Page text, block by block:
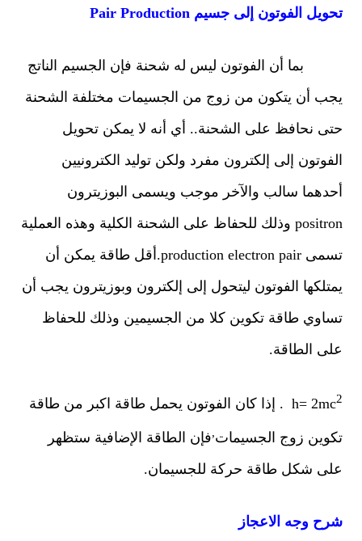
تحويل الفوتون إلى جسيم Pair Production
بما أن الفوتون ليس له شحنة فإن الجسيم الناتج
يجب أن يتكون من زوج من الجسيمات مختلفة الشحنة
حتى نحافظ على الشحنة.. أي أنه لا يمكن تحويل
الفوتون إلى إلكترون مفرد ولكن توليد الكترونيين
أحدهما سالب والآخر موجب ويسمى البوزيترون
positron وذلك للحفاظ على الشحنة الكلية وهذه العملية
تسمى electron pair
production
.أقل طاقة يمكن أن
يمتلكها الفوتون ليتحول إلى إلكترون وبوزيترون يجب أن
تساوي طاقة تكوين كلا من الجسيمين وذلك للحفاظ
على الطاقة.
h= 2mc2 . إذا كان الفوتون يحمل طاقة اكبر من طاقة
تكوين زوج الجسيمات,فإن الطاقة الإضافية ستظهر
على شكل طاقة حركة للجسيمان.
شرح وجه الاعجاز